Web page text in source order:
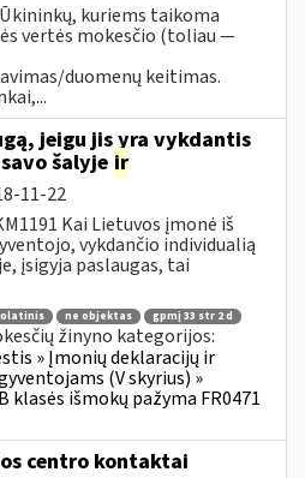
kuriems taikoma
vertės mokesčio (toliau —
duomenų keitimas.
jeigu jis yra vykdantis
šalyje ir
11-22
Kai Lietuvos įmonė iš
vykdančio individualią
įsigyja paslaugas, tai
ne objektas
gpmį 33 str 2 d
žinyno kategorijos:
» Įmonių deklaracijų ir
(V skyrius) »
išmokų pažyma FR0471
centro kontaktai